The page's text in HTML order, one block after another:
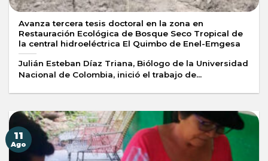
Avanza tercera tesis doctoral en la zona en
Restauración Ecológica de Bosque Seco Tropical de
la central hidroeléctrica El Quimbo de Enel-Emgesa
Julián Esteban Díaz Triana, Biólogo de la Universidad
Nacional de Colombia, inició el trabajo de...
11
Ago